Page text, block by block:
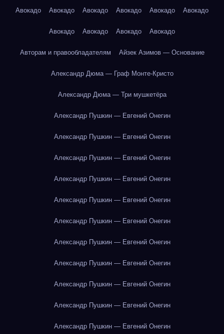
Авокадо Авокадо Авокадо Авокадо Авокадо Авокадо
Авокадо Авокадо Авокадо Авокадо
Авторам и правообладателям Айзек Азимов — Основание
Александр Дюма — Граф Монте-Кристо
Александр Дюма — Три мушкетёра
Александр Пушкин — Евгений Онегин
Александр Пушкин — Евгений Онегин
Александр Пушкин — Евгений Онегин
Александр Пушкин — Евгений Онегин
Александр Пушкин — Евгений Онегин
Александр Пушкин — Евгений Онегин
Александр Пушкин — Евгений Онегин
Александр Пушкин — Евгений Онегин
Александр Пушкин — Евгений Онегин
Александр Пушкин — Евгений Онегин
Александр Пушкин — Евгений Онегин